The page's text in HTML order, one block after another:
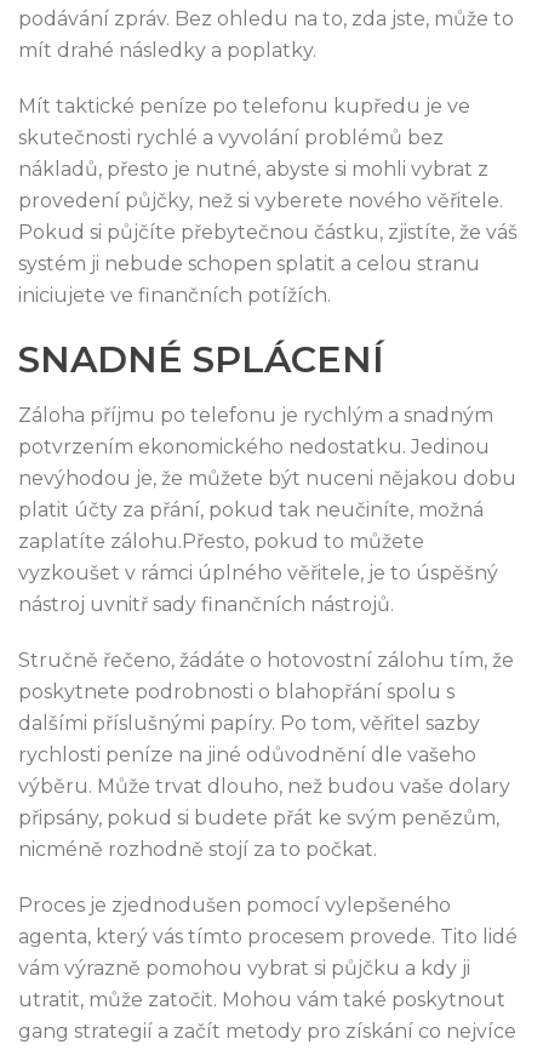
podávání zpráv. Bez ohledu na to, zda jste, může to
mít drahé následky a poplatky.
Mít taktické peníze po telefonu kupředu je ve
skutečnosti rychlé a vyvolání problémů bez
nákladů, přesto je nutné, abyste si mohli vybrat z
provedení půjčky, než si vyberete nového věřitele.
Pokud si půjčíte přebytečnou částku, zjistíte, že váš
systém ji nebude schopen splatit a celou stranu
iniciujete ve finančních potížích.
SNADNÉ SPLÁCENÍ
Záloha příjmu po telefonu je rychlým a snadným
potvrzením ekonomického nedostatku. Jedinou
nevýhodou je, že můžete být nuceni nějakou dobu
platit účty za přání, pokud tak neučiníte, možná
zaplatíte zálohu.Přesto, pokud to můžete
vyzkoušet v rámci úplného věřitele, je to úspěšný
nástroj uvnitř sady finančních nástrojů.
Stručně řečeno, žádáte o hotovostní zálohu tím, že
poskytnete podrobnosti o blahopřání spolu s
dalšími příslušnými papíry. Po tom, věřitel sazby
rychlosti peníze na jiné odůvodnění dle vašeho
výběru. Může trvat dlouho, než budou vaše dolary
připsány, pokud si budete přát ke svým penězům,
nicméně rozhodně stojí za to počkat.
Proces je zjednodušen pomocí vylepšeného
agenta, který vás tímto procesem provede. Tito lidé
vám výrazně pomohou vybrat si půjčku a kdy ji
utratit, může zatočit. Mohou vám také poskytnout
gang strategií a začít metody pro získání co nejvíce